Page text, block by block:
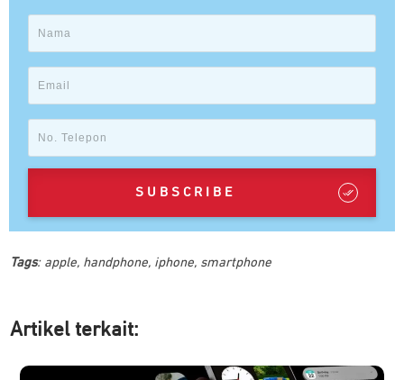
SUBSCRIBE
Tags: apple, handphone, iphone, smartphone
Artikel terkait: